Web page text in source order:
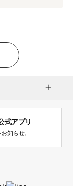
式アプリ
知らせ。